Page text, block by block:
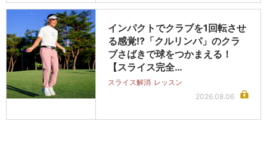
インパクトでクラブを1回転させ
る感覚!?「クルリンパ」のクラ
ブさばきで球をつかまえる！
【スライス完全…
スライス解消 レッスン
2026.08.06